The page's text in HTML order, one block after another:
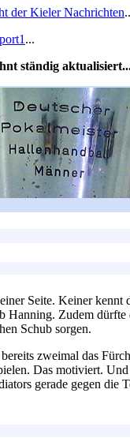
der Kieler Nachrichten
...
ständig
Seite. Keiner kennt
Hanning. Zudem
Schub sorgen.
zweimal das
Das motiviert.
gerade gegen die